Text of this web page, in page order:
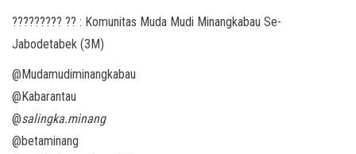
????????? ?? : Komunitas Muda Mudi Minangkabau Se-
Jabodetabek (3M)
@Mudamudiminangkabau
@Kabarantau
@salingka.minang
@betaminang